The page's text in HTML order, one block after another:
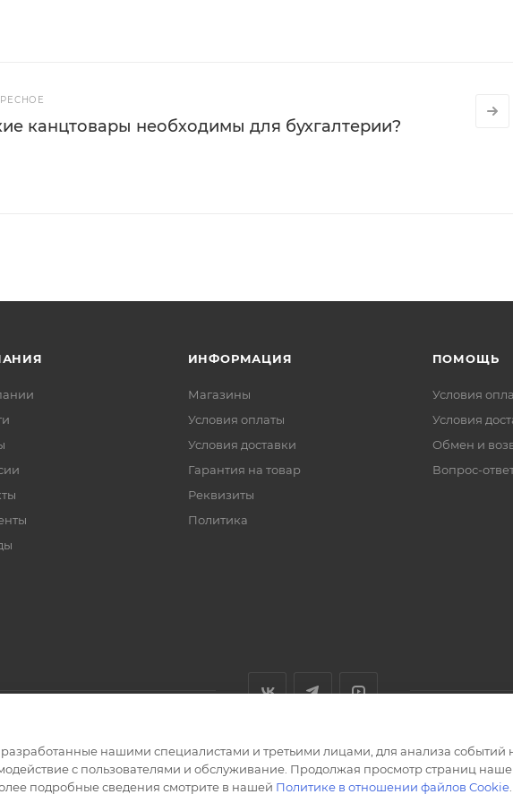
канцтовары необходимы для бухгалтерии?
ИНФОРМАЦИЯ
Магазины
Условия оплаты
Условия доставки
Гарантия на товар
Реквизиты
Политика
ПОМОЩЬ
Условия
Условия
Обмен и
Вопрос-
нашими специалистами и третьими лицами, для анализа событий
с пользователями и обслуживание. Продолжая просмотр страниц
подробные сведения смотрите в нашей Политике в отношении файлов Cookie